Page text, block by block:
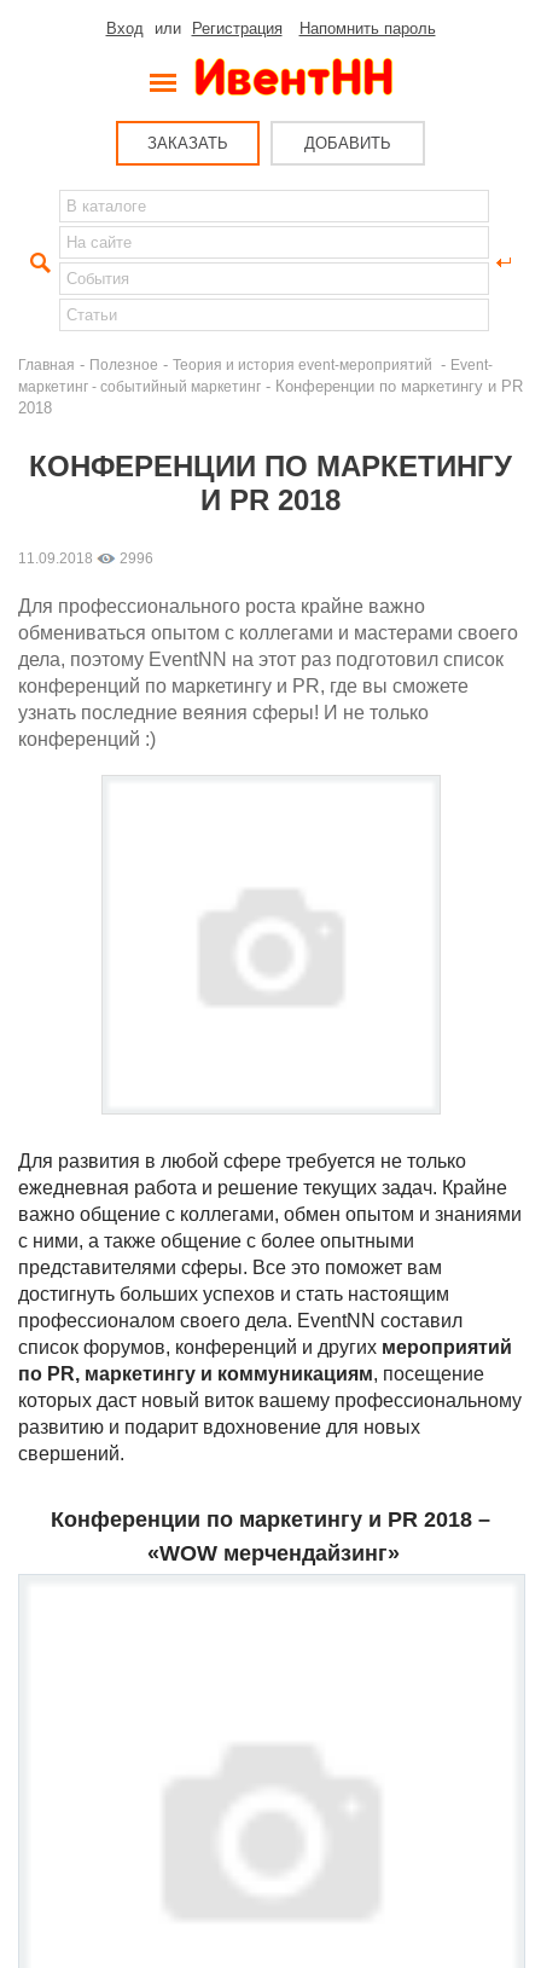
Вход или Регистрация Напомнить пароль
ЗАКАЗАТЬ ДОБАВИТЬ
Главная - Полезное - Теория и история event-мероприятий - Event-
маркетинг - событийный маркетинг - Конференции по маркетингу и PR
2018
КОНФЕРЕНЦИИ ПО МАРКЕТИНГУ
И PR 2018
11.09.2018 2996
Для профессионального роста крайне важно
обмениваться опытом с коллегами и мастерами своего
дела, поэтому EventNN на этот раз подготовил список
конференций по маркетингу и PR, где вы сможете
узнать последние веяния сферы! И не только
конференций :)
Для развития в любой сфере требуется не только
ежедневная работа и решение текущих задач. Крайне
важно общение с коллегами, обмен опытом и знаниями
с ними, а также общение с более опытными
представителями сферы. Все это поможет вам
достигнуть больших успехов и стать настоящим
профессионалом своего дела. EventNN составил
список форумов, конференций и других мероприятий
по PR, маркетингу и коммуникациям, посещение
которых даст новый виток вашему профессиональному
развитию и подарит вдохновение для новых
свершений.
Конференции по маркетингу и PR 2018 –
«WOW мерчендайзинг»